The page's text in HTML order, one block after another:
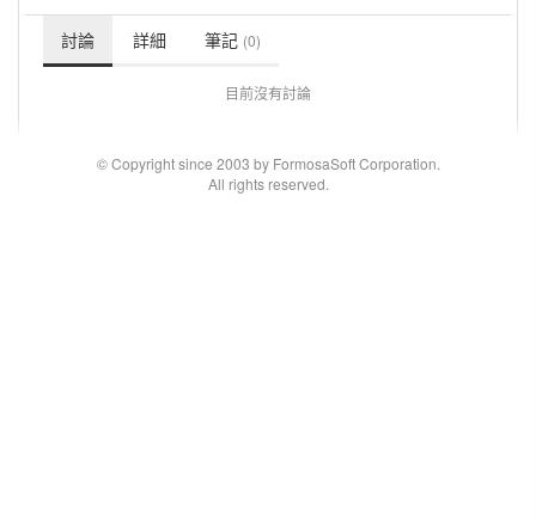
討論 詳細 筆記 (0)
目前沒有討論
© Copyright since 2003 by FormosaSoft Corporation.
All rights reserved.